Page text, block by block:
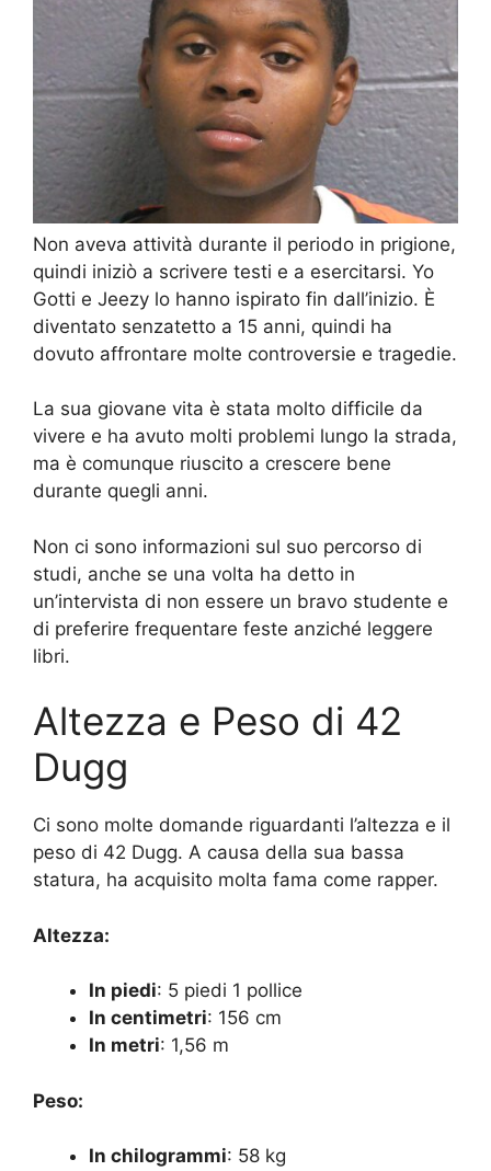
Non aveva attività durante il periodo in prigione,
quindi iniziò a scrivere testi e a esercitarsi. Yo
Gotti e Jeezy lo hanno ispirato fin dall’inizio. È
diventato senzatetto a 15 anni, quindi ha
dovuto affrontare molte controversie e tragedie.
La sua giovane vita è stata molto difficile da
vivere e ha avuto molti problemi lungo la strada,
ma è comunque riuscito a crescere bene
durante quegli anni.
Non ci sono informazioni sul suo percorso di
studi, anche se una volta ha detto in
un’intervista di non essere un bravo studente e
di preferire frequentare feste anziché leggere
libri.
Altezza e Peso di 42
Dugg
Ci sono molte domande riguardanti l’altezza e il
peso di 42 Dugg. A causa della sua bassa
statura, ha acquisito molta fama come rapper.
Altezza:
In piedi: 5 piedi 1 pollice
In centimetri: 156 cm
In metri: 1,56 m
Peso:
In chilogrammi: 58 kg